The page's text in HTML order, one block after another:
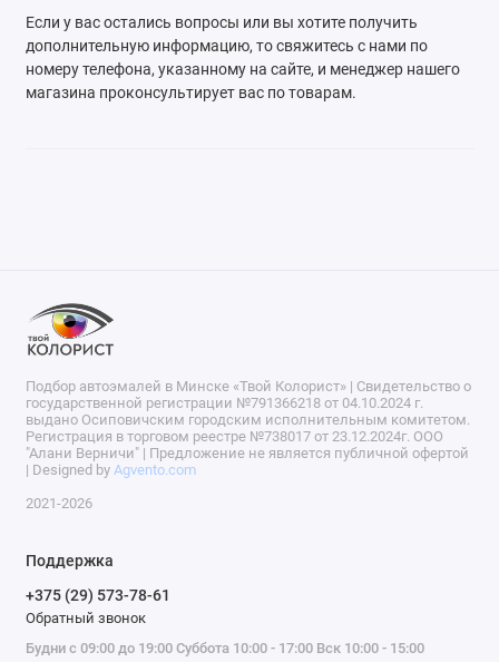
Если у вас остались вопросы или вы хотите получить
дополнительную информацию, то свяжитесь с нами по
номеру телефона, указанному на сайте, и менеджер нашего
магазина проконсультирует вас по товарам.
Подбор автоэмалей в Минске «Твой Колорист» | Свидетельство о
государственной регистрации №791366218 от 04.10.2024 г.
выдано Осиповичским городским исполнительным комитетом.
Регистрация в торговом реестре №738017 от 23.12.2024г. ООО
"Алани Верничи" | Предложение не является публичной офертой
| Designed by Agvento.com
2021-2026
Поддержка
+375 (29) 573-78-61
Обратный звонок
Будни с 09:00 до 19:00 Суббота 10:00 - 17:00 Вск 10:00 - 15:00